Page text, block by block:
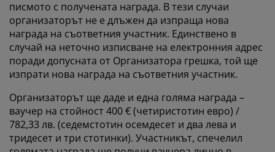
писмото с получената награда. В тези случаи
организаторът не е длъжен да изпраща нова
награда на съответния участник. Единствено в
случай на неточно изписване на електронния адрес
поради допусната от Организатора грешка, той ще
изпрати нова награда на съответния участник.
Организаторът ще даде и една голяма награда –
ваучер на стойност 400 € (четиристотин евро) /
782,33 лв. (седемстотин осемдесет и два лева и
тридесет и три стотинки). Участникът, спечелил